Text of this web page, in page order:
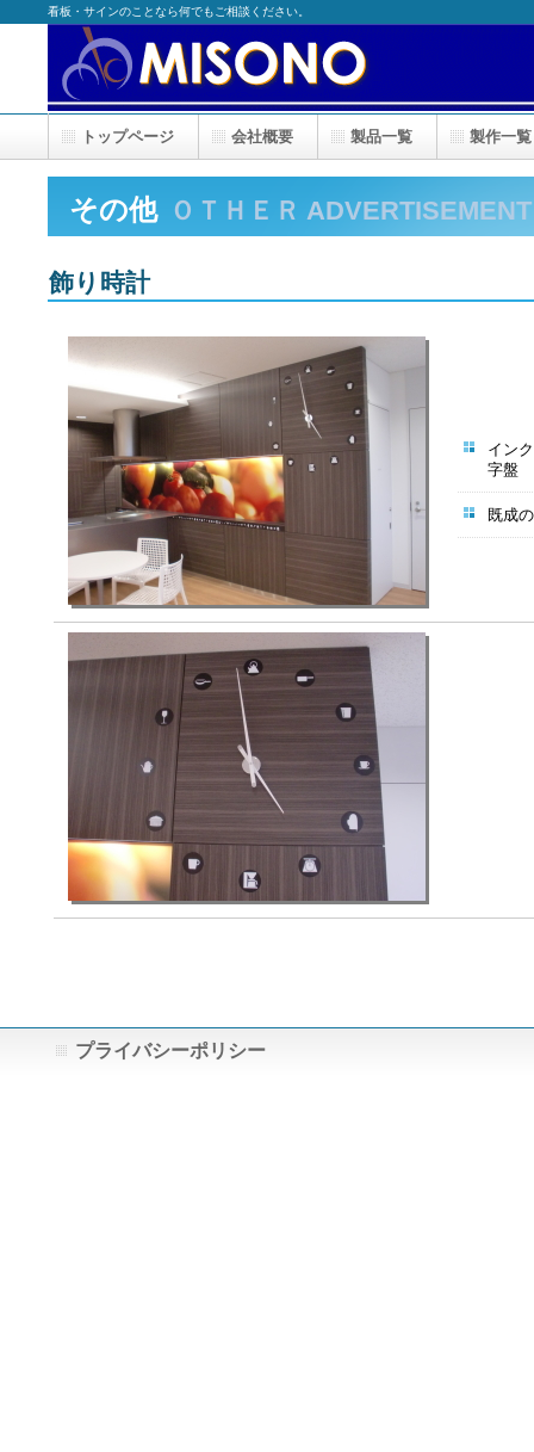
看板・サインのことなら何でもご相談ください。
その他 ＯＴＨＥＲ ADVERTISEMENT
飾り時計
イン
字盤
既成
トップページ 会社概要 製品一覧 製作一覧
プライバシーポリシー